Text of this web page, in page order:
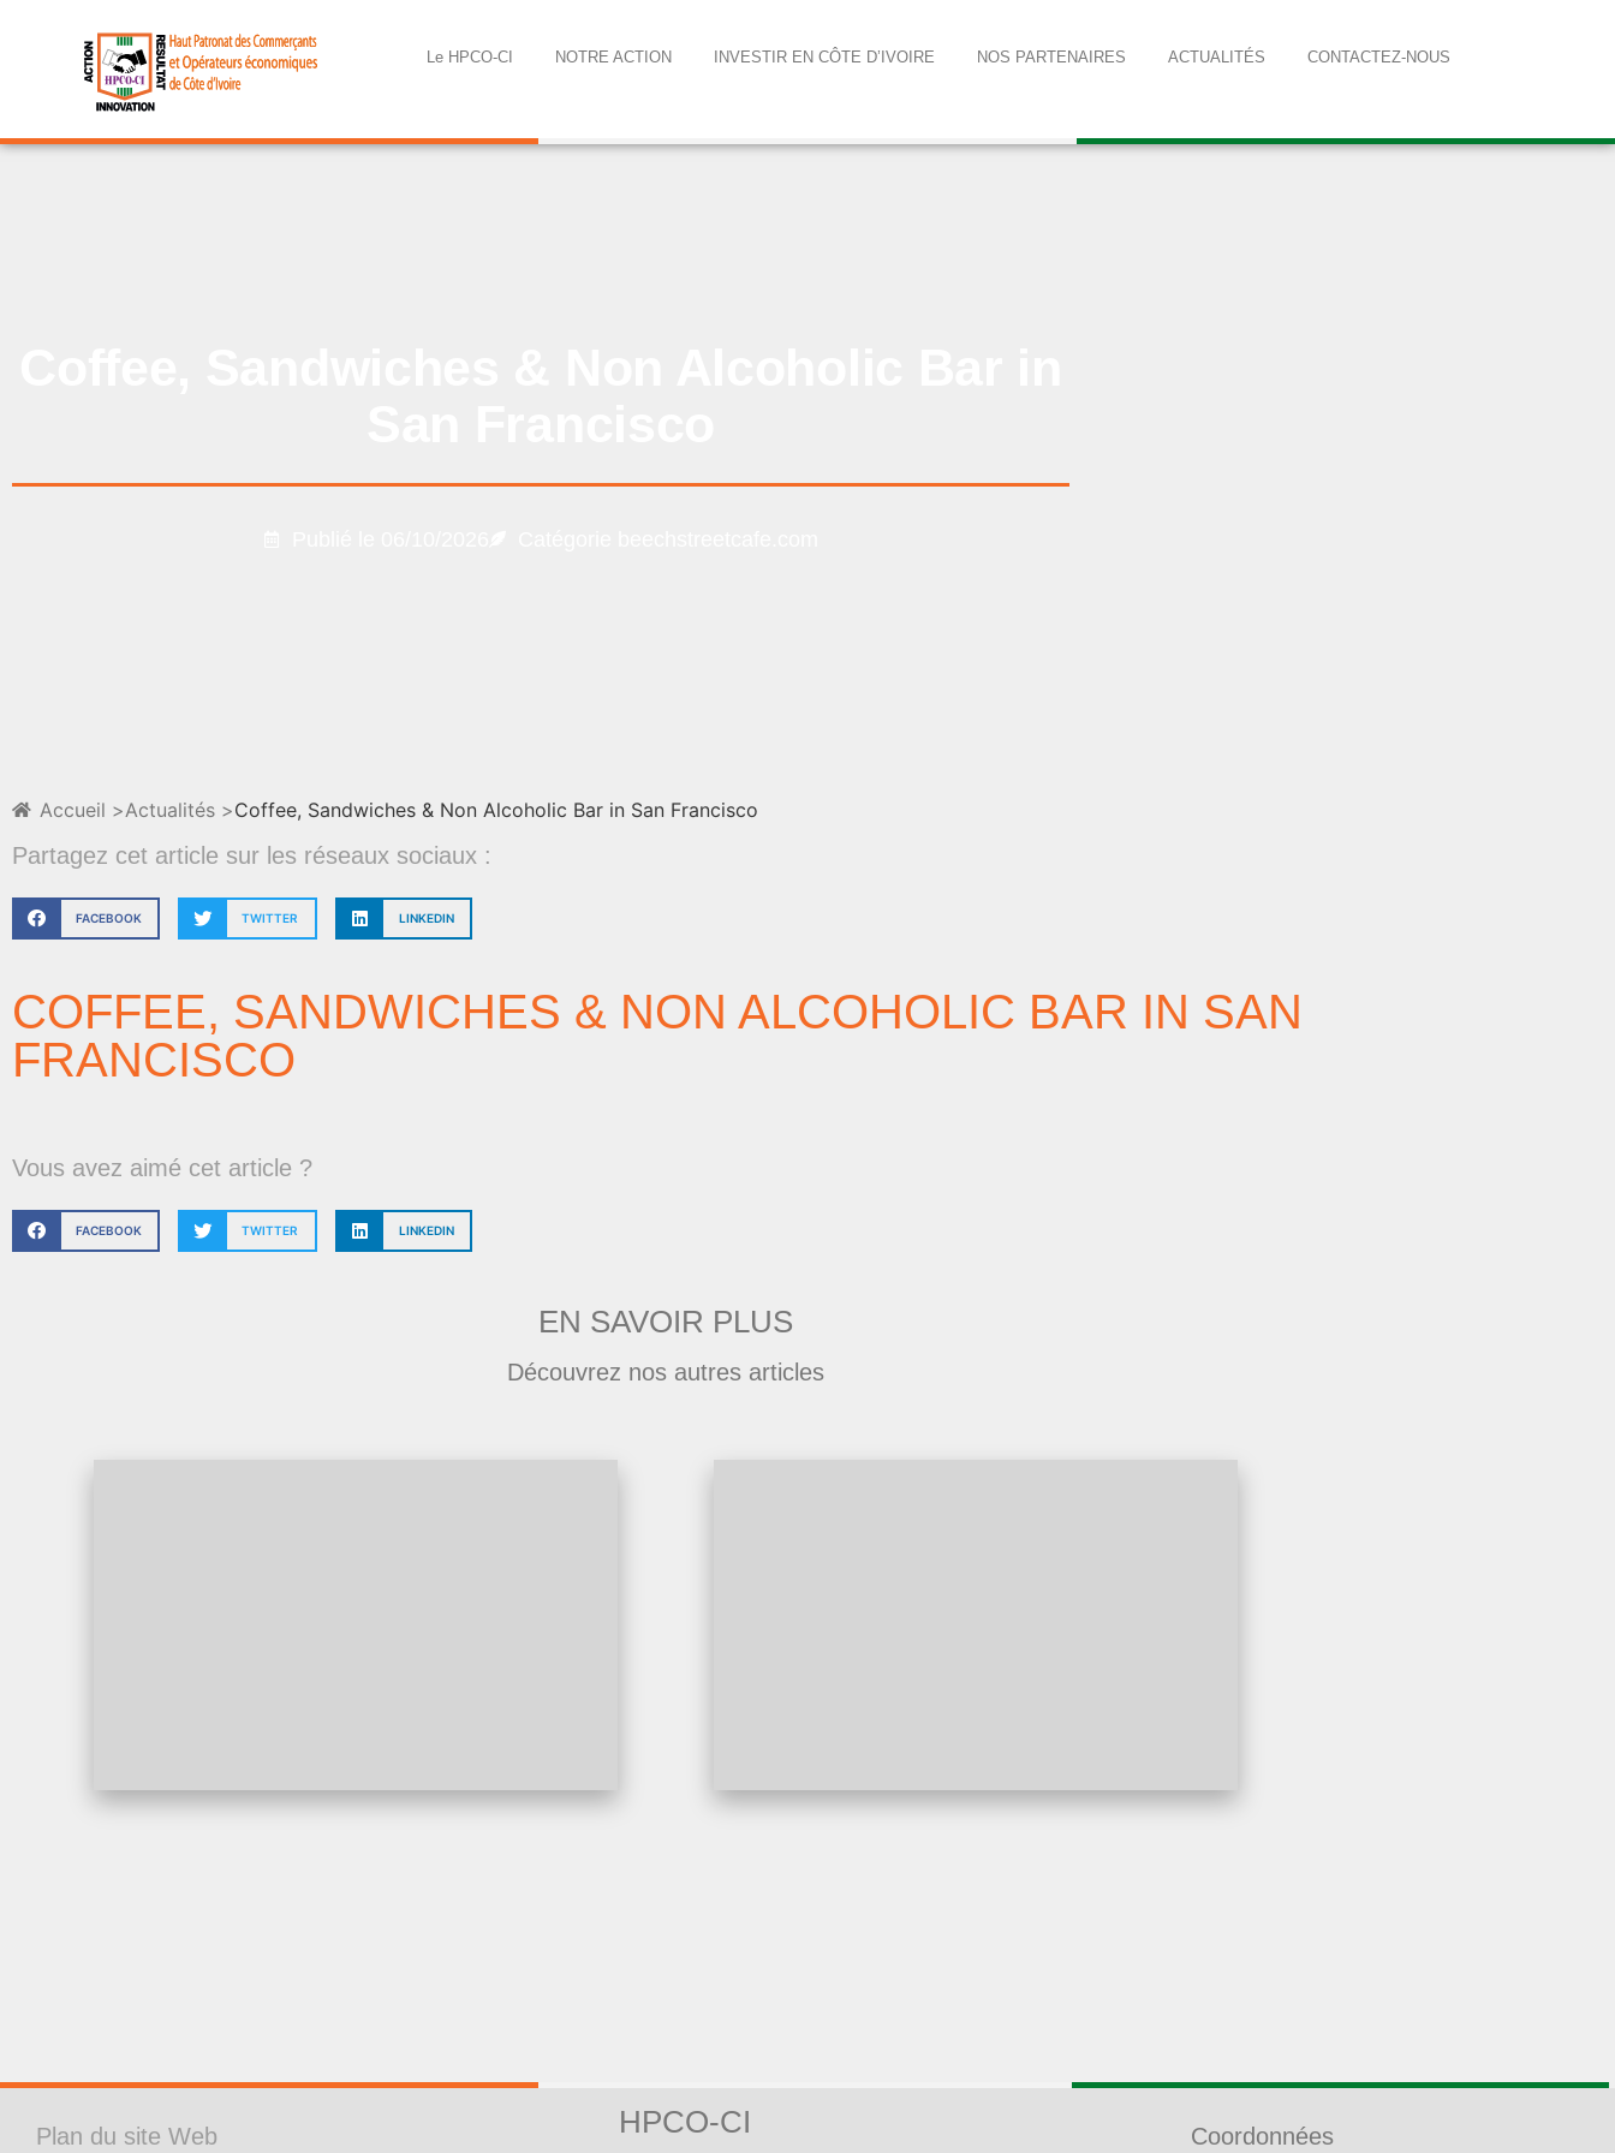
Le HPCO-CI NOTRE ACTION INVESTIR EN CÔTE D’IVOIRE NOS PARTENAIRES ACTUALITÉS CONTACTEZ-NOUS
Accueil >Actualités >Coffee, Sandwiches & Non Alcoholic Bar in San Francisco
Partagez cet article sur les réseaux sociaux :
FACEBOOK TWITTER LINKEDIN
COFFEE, SANDWICHES & NON ALCOHOLIC BAR IN SAN
FRANCISCO
Vous avez aimé cet article ?
FACEBOOK TWITTER LINKEDIN
EN SAVOIR PLUS
Découvrez nos autres articles
Plan du site Web HPCO-CI Coordonnées